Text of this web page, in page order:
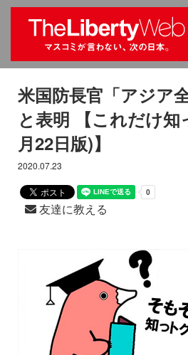
米国防長官「アジア
と表明 【これだけ
月22日版)】
2020.07.23
友達に教える